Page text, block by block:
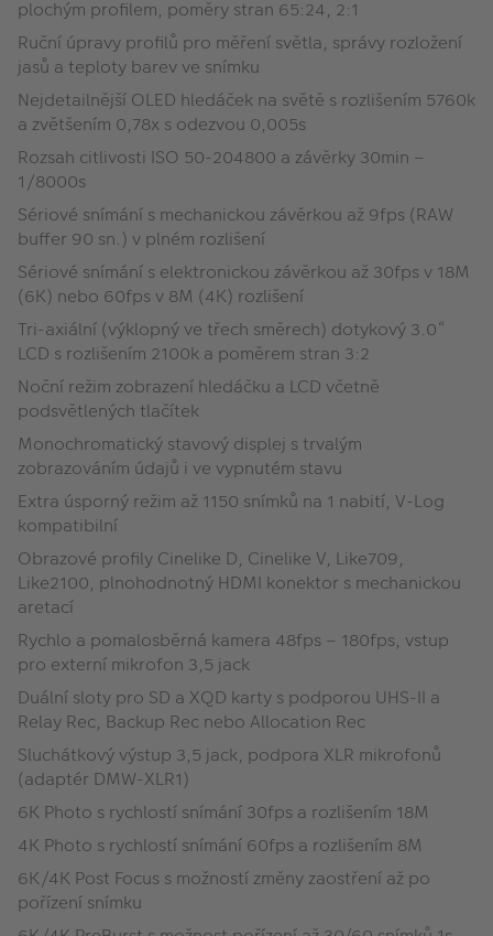
plochým profilem, poměry stran 65:24, 2:1
Ruční úpravy profilů pro měření světla, správy rozložení
jasů a teploty barev ve snímku
Nejdetailnější OLED hledáček na světě s rozlišením 5760k
a zvětšením 0,78x s odezvou 0,005s
Rozsah citlivosti ISO 50-204800 a závěrky 30min –
1/8000s
Sériové snímání s mechanickou závěrkou až 9fps (RAW
buffer 90 sn.) v plném rozlišení
Sériové snímání s elektronickou závěrkou až 30fps v 18M
(6K) nebo 60fps v 8M (4K) rozlišení
Tri-axiální (výklopný ve třech směrech) dotykový 3.0“
LCD s rozlišením 2100k a poměrem stran 3:2
Noční režim zobrazení hledáčku a LCD včetně
podsvětlených tlačítek
Monochromatický stavový displej s trvalým
zobrazováním údajů i ve vypnutém stavu
Extra úsporný režim až 1150 snímků na 1 nabití, V-Log
kompatibilní
Obrazové profily Cinelike D, Cinelike V, Like709,
Like2100, plnohodnotný HDMI konektor s mechanickou
aretací
Rychlo a pomalosběrná kamera 48fps – 180fps, vstup
pro externí mikrofon 3,5 jack
Duální sloty pro SD a XQD karty s podporou UHS-II a
Relay Rec, Backup Rec nebo Allocation Rec
Sluchátkový výstup 3,5 jack, podpora XLR mikrofonů
(adaptér DMW-XLR1)
6K Photo s rychlostí snímání 30fps a rozlišením 18M
4K Photo s rychlostí snímání 60fps a rozlišením 8M
6K/4K Post Focus s možností změny zaostření až po
pořízení snímku